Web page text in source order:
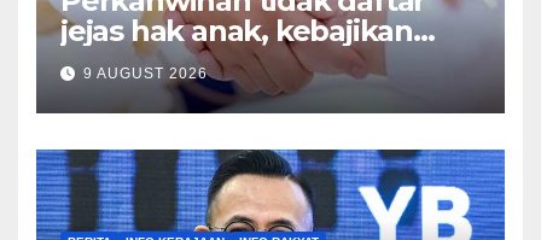
jejas hak anak, kebajikan
keluarga – Zulkifli
9 AUGUST 2026